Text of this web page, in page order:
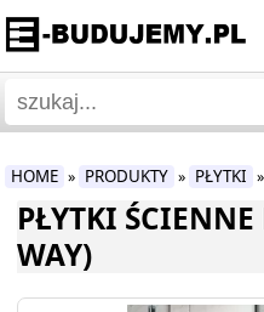
HOME » PRODUKTY » PŁYTKI »
PŁYTKI
WAY)